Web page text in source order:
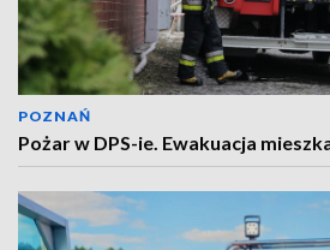
POZNAŃ
Pożar w DPS-ie. Ewakuacja